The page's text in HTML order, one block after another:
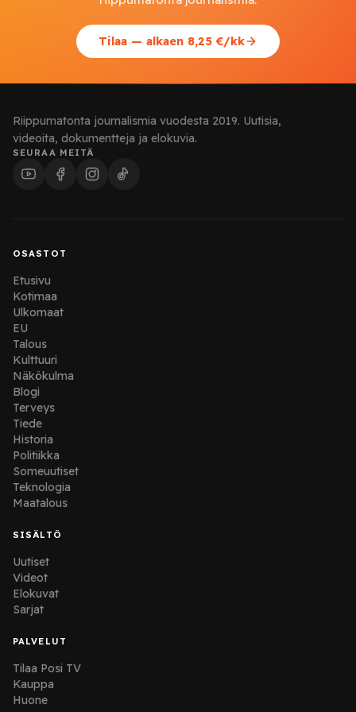
Tilaa — alkaen 8,25 €/kk
Riippumatonta journalismia vuodesta 2019. Uutisia,
videoita, dokumentteja ja elokuvia.
SEURAA MEITÄ
OSASTOT
Etusivu
Kotimaa
Ulkomaat
EU
Talous
Kulttuuri
Näkökulma
Blogi
Terveys
Tiede
Historia
Politiikka
Someuutiset
Teknologia
Maatalous
SISÄLTÖ
Uutiset
Videot
Elokuvat
Sarjat
PALVELUT
Tilaa Posi TV
Kauppa
Huone